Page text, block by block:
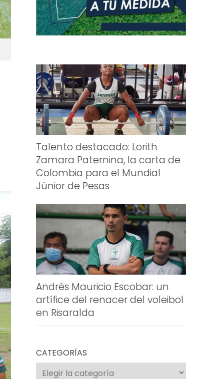
Talento destacado: Lorith
Zamara Paternina, la carta de
Colombia para el Mundial
Júnior de Pesas
Andrés Mauricio Escobar: un
artífice del renacer del voleibol
en Risaralda
CATEGORÍAS
Categorías